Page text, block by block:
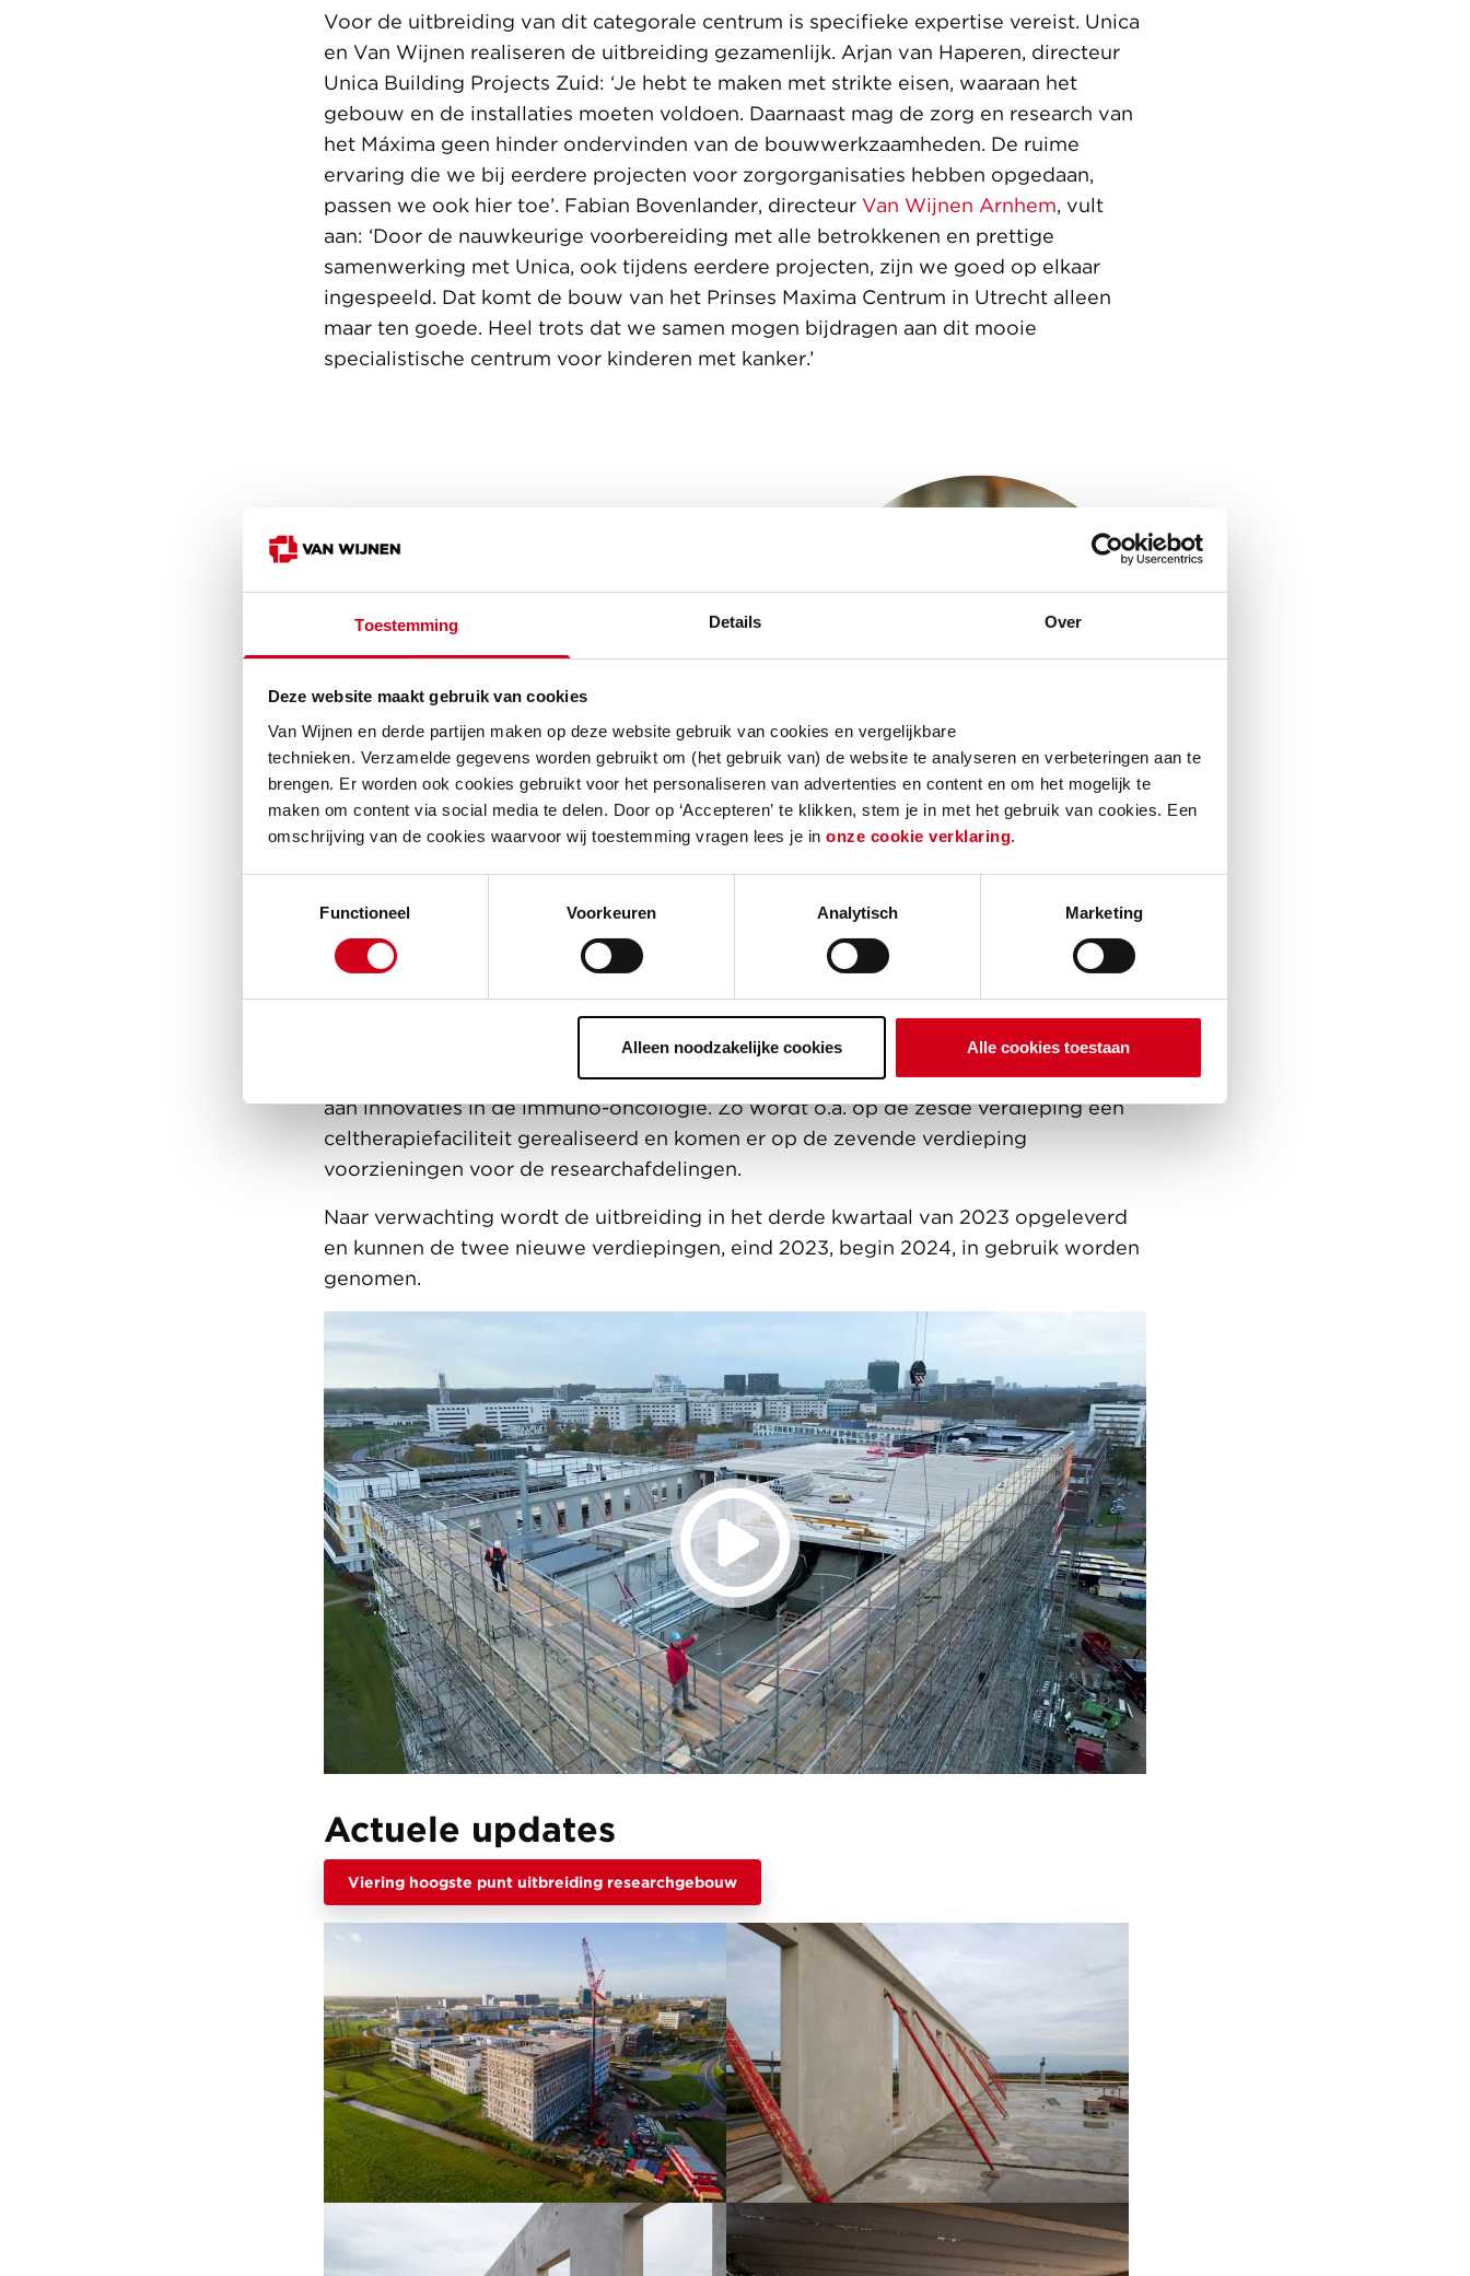
Toestemming Details Over
Deze website maakt gebruik van cookies
Van Wijnen en derde partijen maken op deze website gebruik van cookies en vergelijkbare
technieken. Verzamelde gegevens worden gebruikt om (het gebruik van) de website te analyseren en verbeteringen aan te
brengen. Er worden ook cookies gebruikt voor het personaliseren van advertenties en content en om het mogelijk te
maken om content via social media te delen. Door op ‘Accepteren’ te klikken, stem je in met het gebruik van cookies. Een
omschrijving van de cookies waarvoor wij toestemming vragen lees je in onze cookie verklaring.
Functioneel
Voorkeuren Analytisch Marketing
Alleen noodzakelijke cookies Alle cookies toestaan
Voor de uitbreiding van dit categorale centrum is specifieke expertise vereist. Unica
en Van Wijnen realiseren de uitbreiding gezamenlijk. Arjan van Haperen, directeur
Unica Building Projects Zuid: ‘Je hebt te maken met strikte eisen, waaraan het
gebouw en de installaties moeten voldoen. Daarnaast mag de zorg en research van
het Máxima geen hinder ondervinden van de bouwwerkzaamheden. De ruime
ervaring die we bij eerdere projecten voor zorgorganisaties hebben opgedaan,
passen we ook hier toe’. Fabian Bovenlander, directeur Van Wijnen Arnhem, vult
aan: ‘Door de nauwkeurige voorbereiding met alle betrokkenen en prettige
samenwerking met Unica, ook tijdens eerdere projecten, zijn we goed op elkaar
ingespeeld. Dat komt de bouw van het Prinses Maxima Centrum in Utrecht alleen
maar ten goede. Heel trots dat we samen mogen bijdragen aan dit mooie
specialistische centrum voor kinderen met kanker.’
‘Door de nauwkeurige voorbereiding met
met Unica, ook tijdens eerdere projecten,
zijn we goed op elkaar ingespeeld.'
Vooruitstrevende innovaties die bijdragen
aan missie
De uitbreiding brengt het Prinses Máxima Centrum in Utrecht weer een stap
dichterbij haar ultieme missie: ieder kind met kanker genezen, met optimale
kwaliteit van leven. De uitbreiding van het researchgebouw draagt onder meer bij
aan innovaties in de immuno-oncologie. Zo wordt o.a. op de zesde verdieping een
celtherapiefaciliteit gerealiseerd en komen er op de zevende verdieping
voorzieningen voor de researchafdelingen.
Naar verwachting wordt de uitbreiding in het derde kwartaal van 2023 opgeleverd
en kunnen de twee nieuwe verdiepingen, eind 2023, begin 2024, in gebruik worden
genomen.
Actuele updates
Viering hoogste punt uitbreiding researchgebouw